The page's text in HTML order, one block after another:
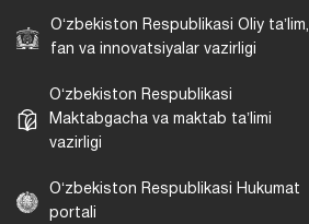
Oʻzbekiston Respublikasi Oliy taʼlim,
fan va innovatsiyalar vazirligi
Oʻzbekiston Respublikasi
Maktabgacha va maktab taʼlimi
vazirligi
Oʻzbekiston Respublikasi Hukumat
portali